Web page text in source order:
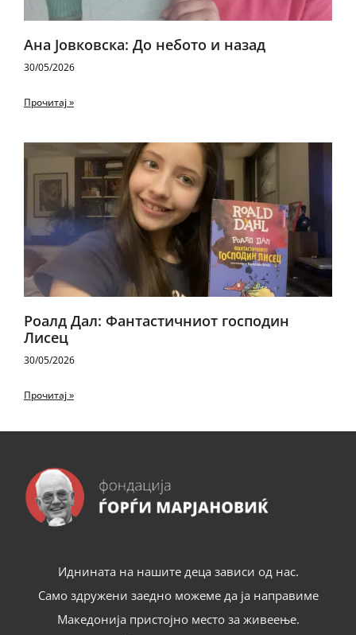
Ана Јовковска: До небото и назад
30/05/2026
Прочитај »
Роалд Дал: Фантастичниот господин
Лисец
30/05/2026
Прочитај »
Иднината на нашите деца зависи од нас.
Само здружени заедно можеме да ја направиме
Македонија пристојно место за живеење.